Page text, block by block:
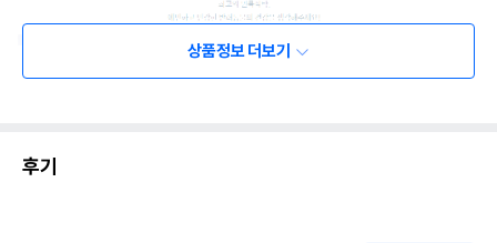
상품정보 더보기
후기